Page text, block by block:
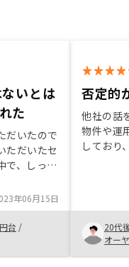
いとは
た
だいたので
ただいたセ
で、しっか
"という売り
とで、信頼
した。その
での収支
的を明らか
年06月15日
台 /
否定的
他社の話
物件や運
しており
20代
オー